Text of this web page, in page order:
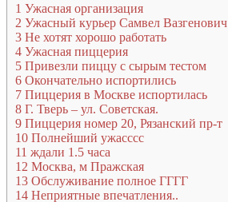
1 Ужасная организация
2 Ужасный курьер Самвел Вазгенович
3 Не хотят хорошо работать
4 Ужасная пиццерия
5 Привезли пиццу с сырым тестом
6 Окончательно испортились
7 Пиццерия в Москве испортилась
8 Г. Тверь – ул. Советская.
9 Пиццерия номер 20, Рязанский пр-т
10 Полнейший ужасссс
11 ждали 1.5 часа
12 Москва, м Пражская
13 Обслуживание полное ГГГГ
14 Неприятные впечатления..